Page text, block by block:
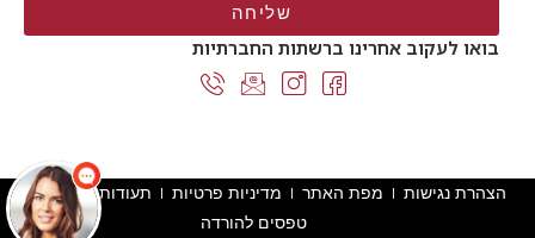
שליחה
בואו לעקוב אחרינו ברשתות החברתיות
הצהרת נגישות מפת האתר מדיניות פרטיות
תעודות והסמכות
טפסים להורדה